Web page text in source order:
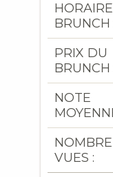
BRUNCH
PRIX DU
BRUNCH
NOTE
VUES :